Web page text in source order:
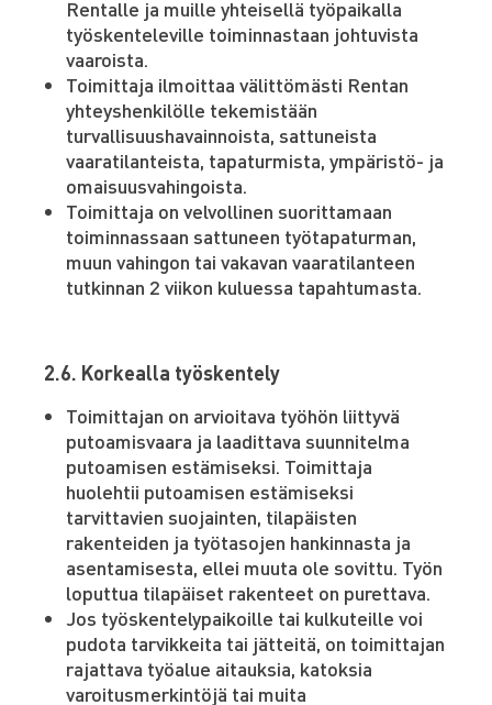
Rentalle ja muille yhteisellä työpaikalla
työskenteleville toiminnastaan johtuvista
vaaroista.
Toimittaja ilmoittaa välittömästi Rentan
yhteyshenkilölle tekemistään
turvallisuushavainnoista, sattuneista
vaaratilanteista, tapaturmista, ympäristö- ja
omaisuusvahingoista.
Toimittaja on velvollinen suorittamaan
toiminnassaan sattuneen työtapaturman,
muun vahingon tai vakavan vaaratilanteen
tutkinnan 2 viikon kuluessa tapahtumasta.
2.6. Korkealla työskentely
Toimittajan on arvioitava työhön liittyvä
putoamisvaara ja laadittava suunnitelma
putoamisen estämiseksi. Toimittaja
huolehtii putoamisen estämiseksi
tarvittavien suojainten, tilapäisten
rakenteiden ja työtasojen hankinnasta ja
asentamisesta, ellei muuta ole sovittu. Työn
loputtua tilapäiset rakenteet on purettava.
Jos työskentelypaikoille tai kulkuteille voi
pudota tarvikkeita tai jätteitä, on toimittajan
rajattava työalue aitauksia, katoksia
varoitusmerkintöjä tai muita